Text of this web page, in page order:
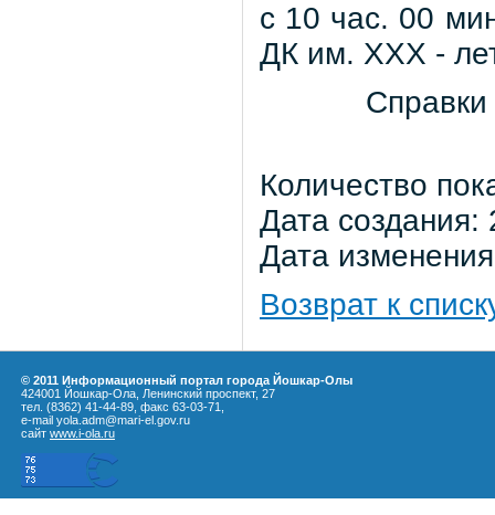
с 10 час. 00
ДК им. ХХХ -
Справки по
Количество
Дата
Дата
Возврат к
© 2011 Информационный портал города Йошкар-Олы
424001 Йошкар-Ола, Ленинский проспект, 27
тел. (8362) 41-44-89, факс 63-03-71,
e-mail yola.adm@mari-el.gov.ru
сайт www.i-ola.ru